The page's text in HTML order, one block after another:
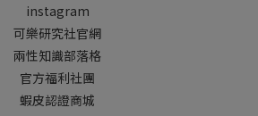
instagram
可樂研究社官網
兩性知識部落格
官方福利社團
蝦皮認證商城